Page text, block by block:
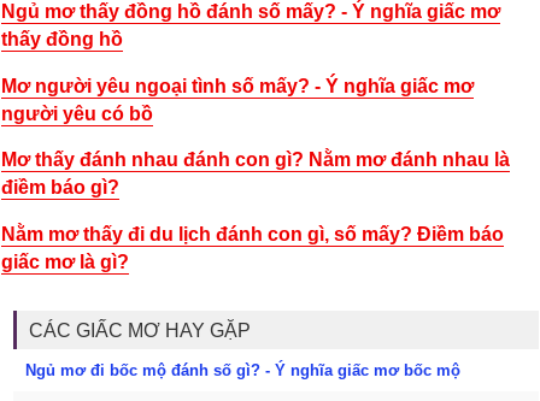
Ngủ mơ thấy đồng hồ đánh số mấy? - Ý nghĩa giấc mơ
thấy đồng hồ
Mơ người yêu ngoại tình số mấy? - Ý nghĩa giấc mơ
người yêu có bồ
Mơ thấy đánh nhau đánh con gì? Nằm mơ đánh nhau là
điềm báo gì?
Nằm mơ thấy đi du lịch đánh con gì, số mấy? Điềm báo
giấc mơ là gì?
CÁC GIẤC MƠ HAY GẶP
Ngủ mơ đi bốc mộ đánh số gì? - Ý nghĩa giấc mơ bốc mộ